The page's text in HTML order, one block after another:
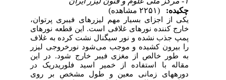
چکیده:
یکی از اجزای بسیار مهم لیزرهای فیبری پرتوان،
خارج کننده نورهای غلافی است. این قطعه نورهای
پمپ جذب نشده و نور سیگنال نشت کرده به غلاف
را بیرون کشیده و موجب می‌‏شود نورخروجی لیزر
به طور خالص از مغزی فیبر خارج شود. در این
مقاله با استفاده از خمیر اسید فلوریدریک در
دوره‏های زمانی معین و طول مشخص بر روی